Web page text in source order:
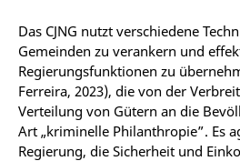
Das CJNG nutzt verschiedene
Gemeinden zu verankern und
Regierungsfunktionen zu
Ferreira, 2023), die von der
Verteilung von Gütern an die
Art „kriminelle Philanthropie”. Es
Regierung, die Sicherheit und